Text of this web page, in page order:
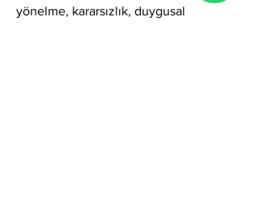
yönelme, kararsızlık, duygusal